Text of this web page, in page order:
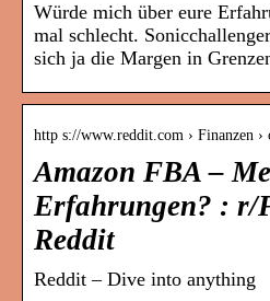
Würde mich über eure
mal schlecht.
sich ja die Margen in
http s://www.reddit.com › Finanzen ›
Amazon FBA –
Erfahrungen? : r/
Reddit
Reddit – Dive into anything